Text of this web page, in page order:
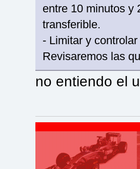
entre 10 minutos y
transferible.
- Limitar y
Revisaremos las
no entiendo el